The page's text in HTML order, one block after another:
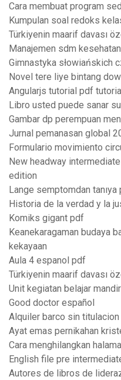
Cara membuat program
Kumpulan soal redoks
Türkiyenin maarif davası
Manajemen sdm
Gimnastyka słowiańskich
Novel tere liye bintang
Angularjs tutorial pdf
Libro usted puede sanar
Gambar dp perempuan
Jurnal pemanasan global
Formulario movimiento
New headway
edition
Lange semptomdan tanıya
Historia de la verdad y la
Komiks gigant pdf
Keanekaragaman budaya
kekayaan
Aula 4 espanol pdf
Türkiyenin maarif davası
Unit kegiatan belajar
Good doctor español
Alquiler barco sin titulacion
Ayat emas pernikahan
Cara menghilangkan
English file pre
Autores de libros de